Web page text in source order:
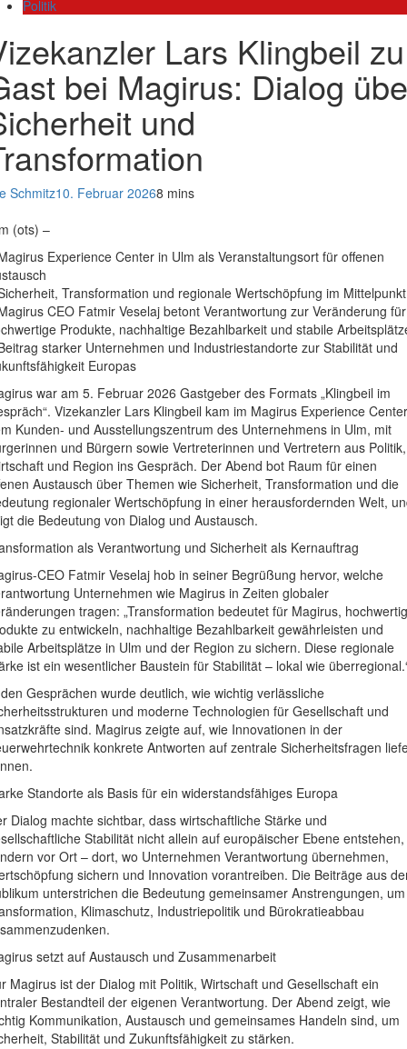
Politik
Lars Klingbeil zu
bei Magirus: Dialog
und
Schmitz10. Februar 20268 mins
(ots) –
Experience Center in Ulm als Veranstaltungsort für offenen
Transformation und regionale Wertschöpfung im Mittelpunkt
CEO Fatmir Veselaj betont Verantwortung zur Veränderung für
Produkte, nachhaltige Bezahlbarkeit und stabile
starker Unternehmen und Industriestandorte zur Stabilität und
Europas
war am 5. Februar 2026 Gastgeber des Formats „Klingbeil im
Vizekanzler Lars Klingbeil kam im Magirus Experience
Kunden- und Ausstellungszentrum des Unternehmens in Ulm, mit
und Bürgern sowie Vertreterinnen und Vertretern aus Politik,
und Region ins Gespräch. Der Abend bot Raum für einen
Austausch über Themen wie Sicherheit, Transformation und die
regionaler Wertschöpfung in einer herausfordernden Welt,
die Bedeutung von Dialog und Austausch.
als Verantwortung und Sicherheit als Kernauftrag
CEO Fatmir Veselaj hob in seiner Begrüßung hervor, welche
Unternehmen wie Magirus in Zeiten globaler
tragen: „Transformation bedeutet für Magirus,
zu entwickeln, nachhaltige Bezahlbarkeit gewährleisten und
Arbeitsplätze in Ulm und der Region zu sichern. Diese regionale
ist ein wesentlicher Baustein für Stabilität – lokal wie
Gesprächen wurde deutlich, wie wichtig verlässliche
und moderne Technologien für Gesellschaft und
sind. Magirus zeigte auf, wie Innovationen in der
konkrete Antworten auf zentrale Sicherheitsfragen
Standorte als Basis für ein widerstandsfähiges Europa
Dialog machte sichtbar, dass wirtschaftliche Stärke und
Stabilität nicht allein auf europäischer Ebene entstehen,
vor Ort – dort, wo Unternehmen Verantwortung übernehmen,
sichern und Innovation vorantreiben. Die Beiträge aus
unterstrichen die Bedeutung gemeinsamer Anstrengungen, um
Klimaschutz, Industriepolitik und Bürokratieabbau
setzt auf Austausch und Zusammenarbeit
Magirus ist der Dialog mit Politik, Wirtschaft und Gesellschaft ein
Bestandteil der eigenen Verantwortung. Der Abend zeigt, wie
Kommunikation, Austausch und gemeinsames Handeln sind, um
Stabilität und Zukunftsfähigkeit zu stärken.